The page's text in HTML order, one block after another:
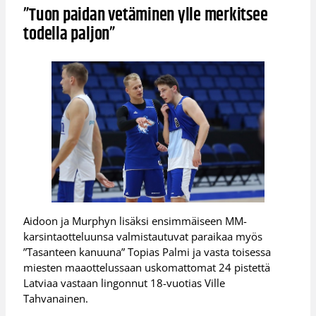
”Tuon paidan vetäminen ylle merkitsee
todella paljon”
Aidoon ja Murphyn lisäksi ensimmäiseen MM-
karsintaotteluunsa valmistautuvat paraikaa myös
”Tasanteen kanuuna” Topias Palmi ja vasta toisessa
miesten maaottelussaan uskomattomat 24 pistettä
Latviaa vastaan lingonnut 18-vuotias Ville
Tahvanainen.